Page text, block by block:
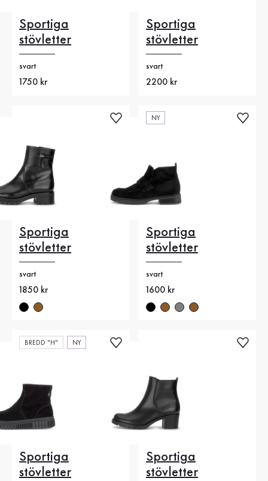
Sportiga
stövletter
svart
Nytt pris
1750 kr
Sportiga
stövletter
svart
Nytt pris
2200 kr
Sportiga
stövletter
svart
Nytt pris
1850 kr
NY
Sportiga
stövletter
svart
Nytt pris
1600 kr
BREDD "H" NY
Sportiga
stövletter
Sportiga
stövletter